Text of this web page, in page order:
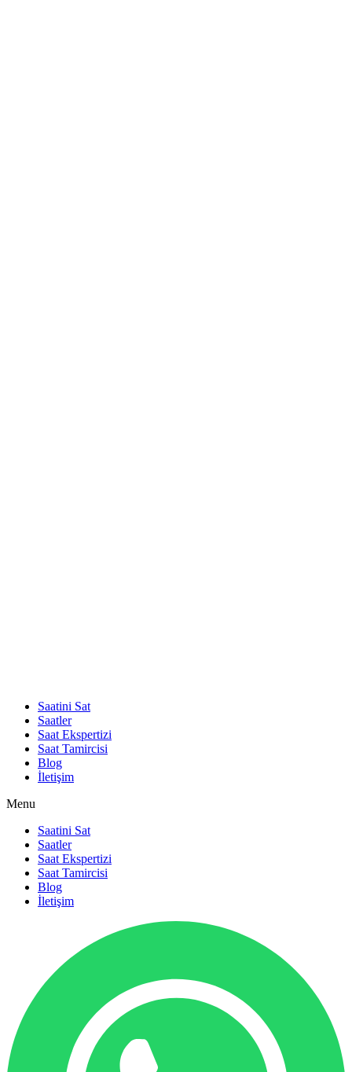
Saatini Sat
Saatler
Saat Ekspertizi
Saat Tamircisi
Blog
İletişim
Menu
Saatini Sat
Saatler
Saat Ekspertizi
Saat Tamircisi
Blog
İletişim